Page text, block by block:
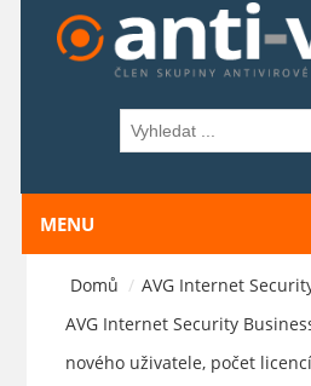
MENU
Domů / AVG Internet
AVG Internet Security
nového uživatele, počet